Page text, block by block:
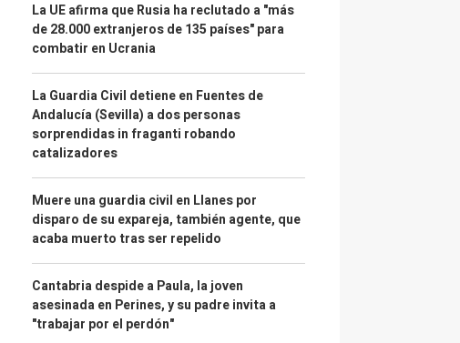
La UE afirma que Rusia ha reclutado a "más
de 28.000 extranjeros de 135 países" para
combatir en Ucrania
La Guardia Civil detiene en Fuentes de
Andalucía (Sevilla) a dos personas
sorprendidas in fraganti robando
catalizadores
Muere una guardia civil en Llanes por
disparo de su expareja, también agente, que
acaba muerto tras ser repelido
Cantabria despide a Paula, la joven
asesinada en Perines, y su padre invita a
"trabajar por el perdón"